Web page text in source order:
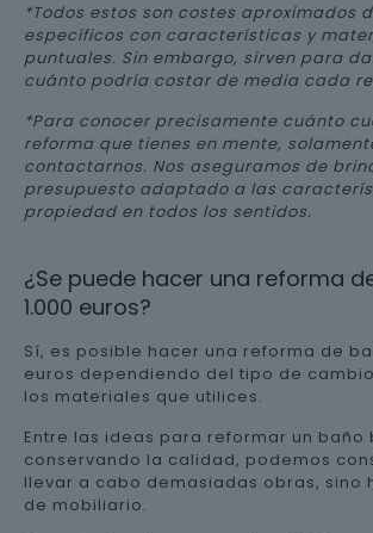
*Todos estos son costes aproximados
específicos con características y
puntuales. Sin embargo, sirven para
cuánto podría costar de media cada
*Para conocer precisamente cuánto
reforma que tienes en mente,
contactarnos. Nos aseguramos de
presupuesto adaptado a las
propiedad en todos los sentidos.
¿Se puede hacer una reforma
1.000 euros?
Sí, es posible hacer una reforma de
euros dependiendo del tipo de
los materiales que utilices.
Entre las ideas para reformar un baño
conservando la calidad, podemos
llevar a cabo demasiadas obras, sino
de mobiliario.